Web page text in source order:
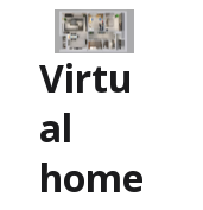
Virtu
al
home